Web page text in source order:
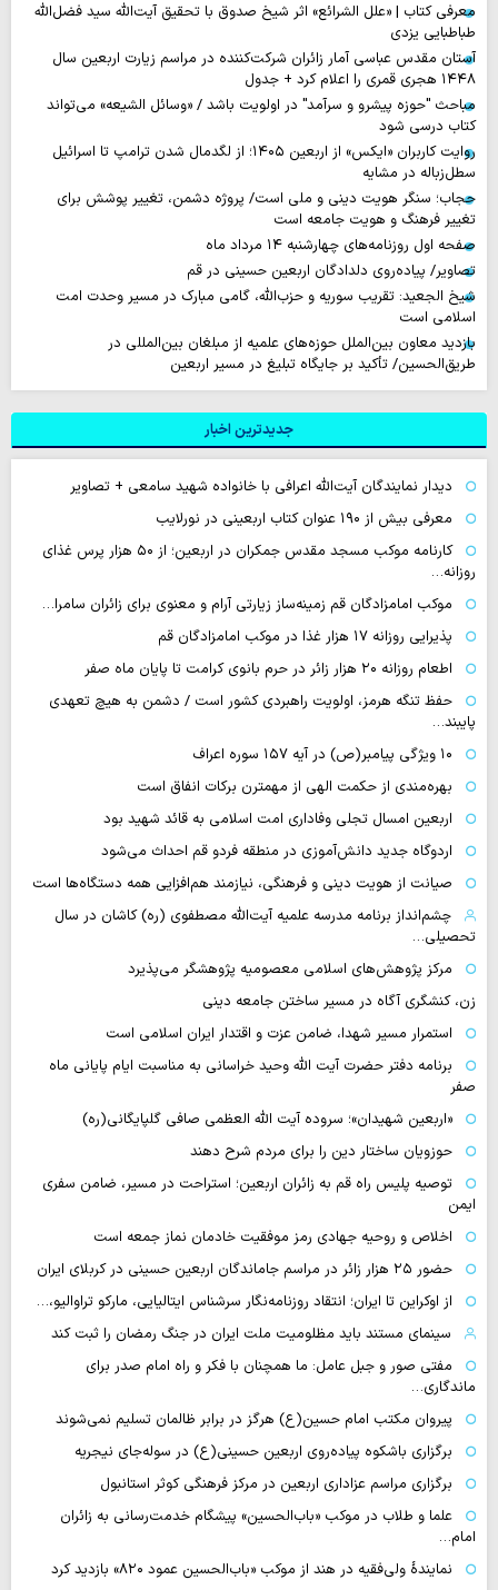
معرفی کتاب | «علل الشرائع» اثر شیخ صدوق با تحقیق آیت‌الله سید فضل‌الله
طباطبایی یزدی
آستان مقدس عباسی آمار زائران شرکت‌کننده در مراسم زیارت اربعین سال
۱۴۴۸ هجری قمری را اعلام کرد + جدول
مباحث "حوزه پیشرو و سرآمد" در اولویت باشد / «وسائل الشیعه» می‌تواند
کتاب درسی شود
روایت‌ کاربران «ایکس» از اربعین ۱۴۰۵؛ از لگدمال شدن ترامپ تا اسرائیل
سطل‌زباله‌ در مشایه
حجاب؛ سنگر هویت دینی و ملی است/ پروژه دشمن، تغییر پوشش برای
تغییر فرهنگ و هویت جامعه است
صفحه اول روزنامه‌های چهارشنبه ۱۴ مرداد ماه
تصاویر/ پیاده‌روی دلدادگان اربعین حسینی در قم
شیخ الجعید: تقریب سوریه و حزب‌الله، گامی مبارک در مسیر وحدت امت
اسلامی است
بازدید معاون بین‌الملل حوزه‌های علمیه از مبلغان بین‌المللی در
طریق‌الحسین/ تأکید بر جایگاه تبلیغ در مسیر اربعین
جدیدترین اخبار
دیدار نمایندگان آیت‌الله اعرافی با خانواده شهید سامعی + تصاویر
معرفی بیش از ۱۹۰ عنوان کتاب اربعینی در نورلایب
کارنامه موکب مسجد مقدس جمکران در اربعین؛ از ۵۰ هزار پرس غذای
روزانه…
موکب امامزادگان قم زمینه‌ساز زیارتی آرام و معنوی برای زائران سامرا…
پذیرایی روزانه ۱۷ هزار غذا در موکب امامزادگان قم
اطعام روزانه ۲۰ هزار زائر در حرم بانوی کرامت تا پایان ماه صفر
حفظ تنگه هرمز، اولویت راهبردی کشور است / دشمن به هیچ تعهدی
پایبند…
۱۰ ویژگی پیامبر(ص) در آیه ۱۵۷ سوره اعراف
بهره‌مندی از حکمت الهی از مهمترن برکات انفاق است
اربعین امسال تجلی وفاداری امت اسلامی به قائد شهید بود
اردوگاه جدید دانش‌آموزی در منطقه فردو قم احداث می‌شود
صیانت از هویت دینی و فرهنگی، نیازمند هم‌افزایی همه دستگاه‌ها است
چشم‌انداز برنامه مدرسه علمیه آیت‌الله مصطفوی (ره) کاشان در سال
تحصیلی…
مرکز پژوهش‌های اسلامی معصومیه پژوهشگر می‌پذیرد
زن، کنشگری آگاه در مسیر ساختن جامعه دینی
استمرار مسیر شهدا، ضامن عزت و اقتدار ایران اسلامی است
برنامه دفتر حضرت آیت الله وحید خراسانی به مناسبت ایام پایانی ماه
صفر
«اربعین شهیدان»؛ سروده آیت الله العظمی صافی گلپایگانی(ره)
حوزویان ساختار دین را برای مردم شرح دهند
توصیه پلیس راه قم به زائران اربعین؛ استراحت در مسیر، ضامن سفری
ایمن
اخلاص و روحیه جهادی رمز موفقیت خادمان نماز جمعه است
حضور ۲۵ هزار زائر در مراسم جاماندگان اربعین حسینی در کربلای ایران
از اوکراین تا ایران؛ انتقاد روزنامه‌نگار سرشناس ایتالیایی، مارکو تراوالیو،…
سینمای مستند باید مظلومیت ملت ایران در جنگ رمضان را ثبت کند
مفتی صور و جبل عامل: ما همچنان با فکر و راه امام صدر برای
ماندگاری…
پیروان مکتب امام حسین(ع) هرگز در برابر ظالمان تسلیم نمی‌شوند
برگزاری باشکوه پیاده‌روی اربعین حسینی(ع) در سوله‌جای نیجریه
برگزاری مراسم عزاداری اربعین در مرکز فرهنگی کوثر استانبول
علما و طلاب در موکب «باب‌الحسین» پیشگام خدمت‌رسانی به زائران
امام…
نمایندهٔ ولی‌فقیه در هند از موکب «باب‌الحسین عمود ۸۲۰» بازدید کرد